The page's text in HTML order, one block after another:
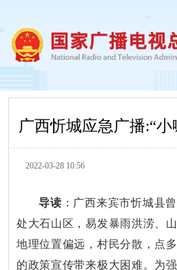
广西忻城应急广播:“小
2022-03-28 10:56
导读 ：广西来宾市忻城县
处大石山区，易发暴雨洪涝、
地理位置偏远，村民分散，点
的政策宣传带来极大困难。为